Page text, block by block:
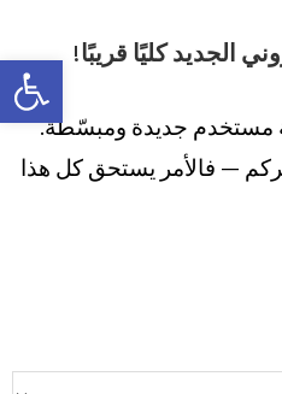
الجديد كليًا قريبًا!
مستخدم جديدة ومبسّطة.
— فالأمر يستحق كل هذا